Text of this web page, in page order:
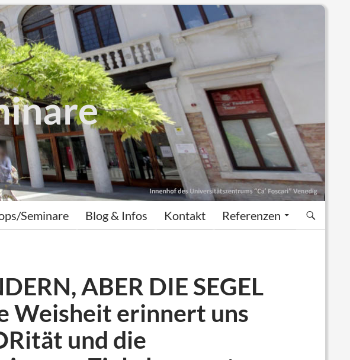
Seminare Blog & Infos Kontakt Referenzen
ABER DIE SEGEL
Weisheit erinnert uns
und die